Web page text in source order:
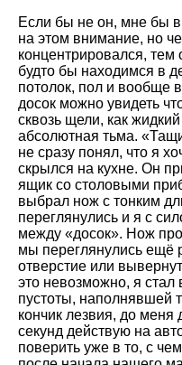
Если бы не он, мне бы в
на этом внимание, но
концентрировался,
будто бы находимся в
потолок, пол и вообще
досок можно увидеть
сквозь щели, как
абсолютная тьма.
не сразу понял, что я
скрылся на кухне. Он
ящик со столовыми
выбрал нож с тонким
переглянулись и я с
между «досок». Нож
мы переглянулись ещё
отверстие или
это невозможно, я стал
пустоты, наполнявшей
кончик лезвия, до меня
секунд действую на
поверить уже в то, с